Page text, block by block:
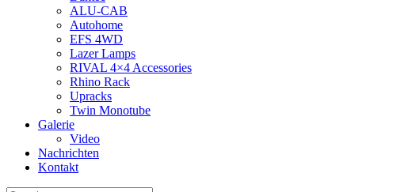
ALU-CAB
Autohome
EFS 4WD
Lazer Lamps
RIVAL 4×4 Accessories
Rhino Rack
Upracks
Twin Monotube
Galerie
Video
Nachrichten
Kontakt